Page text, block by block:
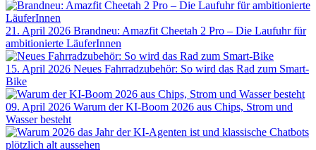
21. April 2026 Brandneu: Amazfit Cheetah 2 Pro – Die Laufuhr für
ambitionierte LäuferInnen
15. April 2026 Neues Fahrradzubehör: So wird das Rad zum Smart-
Bike
09. April 2026 Warum der KI-Boom 2026 aus Chips, Strom und
Wasser besteht